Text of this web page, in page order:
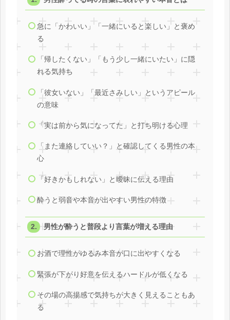
急に「かわいい」「一緒にいると楽しい」と褒め
る
「帰したくない」「もう少し一緒にいたい」に隠
れる気持ち
「彼女いない」「最近さみしい」というアピール
の意味
「実は前から気になってた」と打ち明ける心理
「また連絡していい？」と確認してくる男性の本
心
「好きかもしれない」と曖昧に伝える理由
酔うと弱音や本音が出やすい男性の特徴
男性が酔うと普段より言葉が増える理由
お酒で理性がゆるみ本音が口に出やすくなる
緊張が下がり好意を伝えるハードルが低くなる
その場の高揚感で気持ちが大きく見えることもあ
る